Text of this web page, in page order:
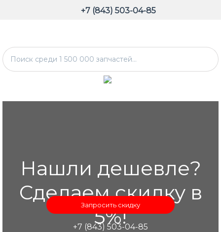
+7 (843) 503-04-85
Нашли дешевле?
Сделаем скидку в
5%!
Запросить скидку
+7 (843) 503-04-85